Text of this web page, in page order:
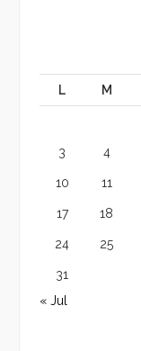
L M
3 4
10 11
17 18
24 25
31
« Jul